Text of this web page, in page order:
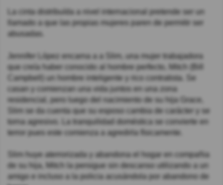
La cinta distribuída a nivel internacional pretende ser un
llamado a que las propias mujeres paren de permitir ser
abusadas.
Jennifer López encarna a a Slim, una mujer trabajadora
que creía haber conocido al hombre perfecto, Mitch (Bill
Campbell) un hombre inteligente y rico contratista. Se
casan y comienzan una vida juntos en una zona
residencial, pero luego del nacimiento de su hija Grace,
Slim se da cuenta que su esposo cambia de carácter y se
torna agresivo. La tranquilidad doméstica se convierte en
terror pues este comienza a agredirla físicamente.
Slim huye aterrorizada y abandona el hogar en compañia
de su hija, Mitch la persigue sin descanso utilizando a un
amigo e incluso a la policia acusándola por abandono de